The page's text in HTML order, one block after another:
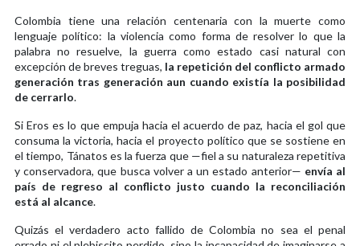
Colombia tiene una relación centenaria con la muerte como
lenguaje político: la violencia como forma de resolver lo que la
palabra no resuelve, la guerra como estado casi natural con
excepción de breves treguas, la repetición del conflicto armado
generación tras generación aun cuando existía la posibilidad
de cerrarlo.
Si Eros es lo que empuja hacia el acuerdo de paz, hacia el gol que
consuma la victoria, hacia el proyecto político que se sostiene en
el tiempo, Tánatos es la fuerza que —fiel a su naturaleza repetitiva
y conservadora, que busca volver a un estado anterior— envía al
país de regreso al conflicto justo cuando la reconciliación
está al alcance.
Quizás el verdadero acto fallido de Colombia no sea el penal